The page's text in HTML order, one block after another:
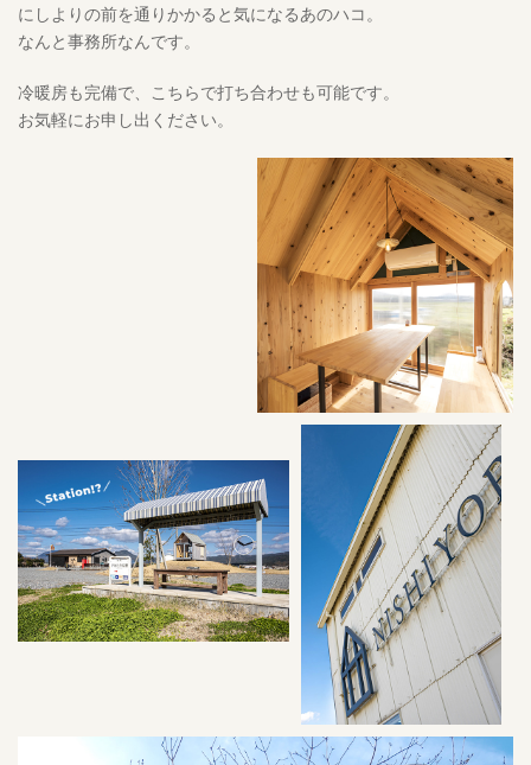
にしよりの前を通りかかると気になるあのハコ。
なんと事務所なんです。
冷暖房も完備で、こちらで打ち合わせも可能です。
お気軽にお申し出ください。